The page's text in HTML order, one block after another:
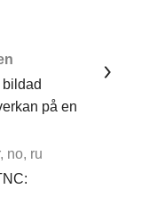
på en
no, ru